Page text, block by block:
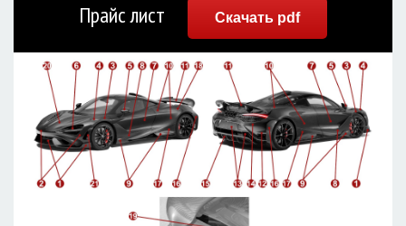
Прайс лист Скачать pdf